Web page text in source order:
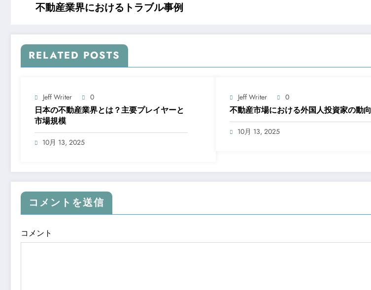
不動産業界におけるトラブル事例
RELATED POSTS
Jeff Writer 0
日本の不動産業界とは？主要プレイヤーと
市場規模
10月 13, 2025
Jeff Writer 0
不動産市場における外国人投資家の動向
10月 13, 2025
コメントを送信
コメント